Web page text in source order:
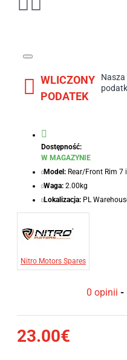
WLICZONY
PODATEK
Dostępność:
W MAGAZYNIE
Model: Rear/Front Rim 7
Waga: 2.00kg
Lokalizacja: PL
Nitro Motors Spares
0 opinii -
23.00€